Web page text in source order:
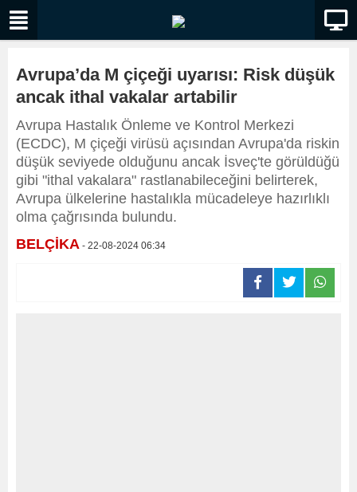
Avrupa’da M çiçeği uyarısı: Risk düşük
ancak ithal vakalar artabilir
Avrupa Hastalık Önleme ve Kontrol Merkezi
(ECDC), M çiçeği virüsü açısından Avrupa'da riskin
düşük seviyede olduğunu ancak İsveç'te görüldüğü
gibi "ithal vakalara" rastlanabileceğini belirterek,
Avrupa ülkelerine hastalıkla mücadeleye hazırlıklı
olma çağrısında bulundu.
BELÇİKA - 22-08-2024 06:34